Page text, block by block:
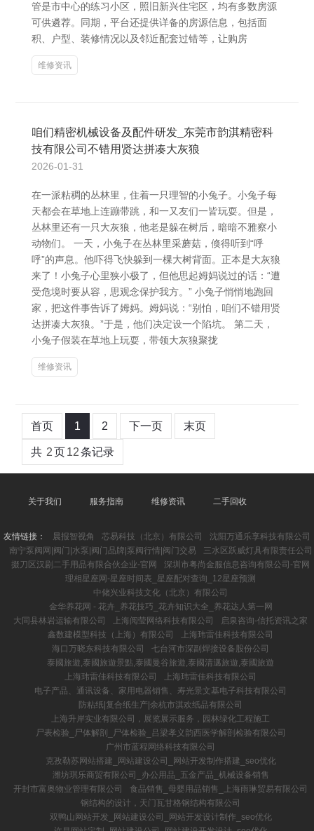
管是市中心的练习小区，照旧新兴住宅区，均有多数房源
可供遴荐。同期，平台还提供详备的房源信息，包括面
积、户型、装修情况以及邻近配套过错等，让购房
维修资讯
咱们精密机械设备及配件研发_东莞市韵淇精密科
技有限公司不错用贤达拼凑大灰狼
2026-01-31
在一派粘稠的丛林里，住着一只理智的小兔子。小兔子每
天都会在草地上连蹦带跳，和一又友们一皆玩耍。但是，
丛林里还有一只大灰狼，他老是躲在树后，暗暗不雅察小
动物们。 一天，小兔子在丛林里采蘑菇，倏得听到“呼
呼”的声息。他吓得飞快躲到一棵大树背面。正本是大灰狼
来了！小兔子心里狭小极了，但他思起姆妈说过的话：“遭
受危境时要从容，思观念保护我方。” 小兔子悄悄地跑回
家，把这件事告诉了姆妈。姆妈说：“别怕，咱们不错用贤
达拼凑大灰狼。”于是，他们决定设一个陷坑。 第二天，
小兔子假装在草地上玩耍，带领大灰狼聚拢
维修资讯
首页 1 2 下一页 末页
共 2页12条记录
关于我们 服务指南 维修资讯 二手回收
友情链接： 晨报智视角 芯易科技（北京）有限公司
沈阳万通乐享科技有限公司
南宁泵阀网|阀门|水泵|阀门品牌|泵阀行情|阀门交易
三水区跃威灯具有限责任公司
掇刀区汉剧二手用品有限合伙企业-官网
深圳市粤尚金服信息咨询有限公司-官网
理相星座网-星座时间表_星座配对查询_12星座预测
中储兴业科技文化（北京）有限公司
金华养花网 - 花卉_养花技巧_花卉知识大全_养花达人第一网
大同县林岩运输有限公司
上海阅莹网络科技有限公司
启泉咨询-信托资讯之家
鑫数建模型科技（上海）有限公司
上海玮雷佳科技有限公司
海口万晓东科技有限公司
七台河市深副焊接设备股份公司
泰國旅遊,泰國旅遊景點,泰國曼谷旅遊,泰國清邁旅遊,泰國旅遊
上海玮雷佳科技有限公司
上海玮雷佳科技有限公司
电子产品、通讯设备、家用电器销售、寿光景文基电子科技有限公司
防粘纸|复合纸生产|余杭市淇欢纸品有限公司
上海升岸实业有限公司，展览展示服务，园林绿化工程施工
尸表检验_尸体解剖_尸体检验_吕梁孝义韵西医学解剖检验有限公司
广州市蓝程网络科技有限公司
克孜勒苏网站搭建_网站建设公司_网站开发制作搭建_seo优化
潍坊琪乐商贸有限公司_办公用品_五金产品_机械设备销售
开封市富奥物业管理有限公司
食品销售_母婴用品销售_上海雨琳贸易有限公司
钢结构的设计，天门瓦甘格钢结构有限公司
双鸭山网站开发_网站建设公司_网站开发设计制作_seo优化